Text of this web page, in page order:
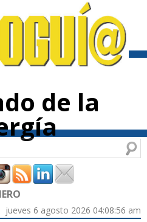
de la
jueves 6 agosto 2026 04:08:56 am